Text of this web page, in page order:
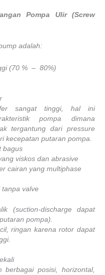
Pompa Ulir (Screw
adalah:
(70 % – 80%)
sangat tinggi, hal ini
pompa dimana
tergantung dari pressure
kecepatan putaran pompa.
bagus
viskos dan abrasive
cairan yang multiphase
valve
(suction-discharge dapat
pompa).
ringan karena rotor dapat
berbagai posisi, horizontal,